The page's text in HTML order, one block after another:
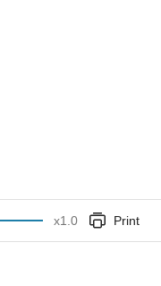
x1.0 Print